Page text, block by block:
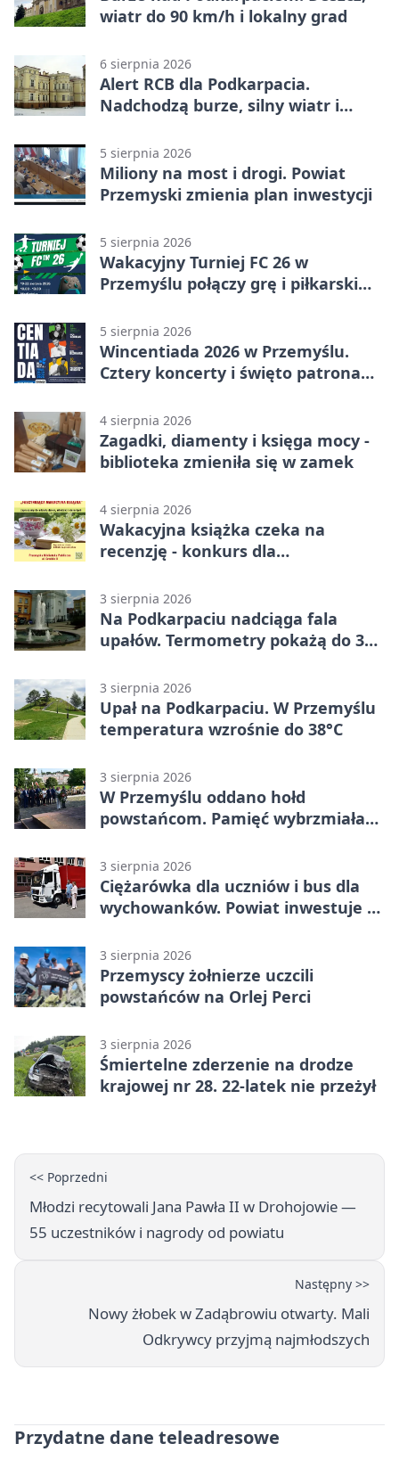
wiatr do 90 km/h i lokalny grad
6 sierpnia 2026
Alert RCB dla Podkarpacia.
Nadchodzą burze, silny wiatr i
5 sierpnia 2026
Miliony na most i drogi. Powiat
Przemyski zmienia plan inwestycji
5 sierpnia 2026
Wakacyjny Turniej FC 26 w
Przemyślu połączy grę i piłkarski
5 sierpnia 2026
Wincentiada 2026 w Przemyślu.
Cztery koncerty i święto patrona
4 sierpnia 2026
Zagadki, diamenty i księga mocy -
biblioteka zmieniła się w zamek
4 sierpnia 2026
Wakacyjna książka czeka na
recenzję - konkurs dla
3 sierpnia 2026
Na Podkarpaciu nadciąga fala
upałów. Termometry pokażą do 36
3 sierpnia 2026
Upał na Podkarpaciu. W Przemyślu
temperatura wzrośnie do 38°C
3 sierpnia 2026
W Przemyślu oddano hołd
powstańcom. Pamięć wybrzmiała
3 sierpnia 2026
Ciężarówka dla uczniów i bus dla
wychowanków. Powiat inwestuje w
3 sierpnia 2026
Przemyscy żołnierze uczcili
powstańców na Orlej Perci
3 sierpnia 2026
Śmiertelne zderzenie na drodze
krajowej nr 28. 22-latek nie przeżył
<< Poprzedni
Młodzi recytowali Jana Pawła II w Drohojowie —
55 uczestników i nagrody od powiatu
Następny >>
Nowy żłobek w Zadąbrowiu otwarty. Mali
Odkrywcy przyjmą najmłodszych
Przydatne dane teleadresowe